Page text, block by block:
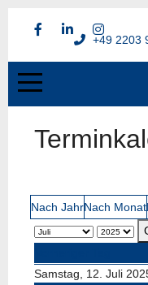
+49 2203
Nach JahrNach Monat
Samstag, 12. Juli